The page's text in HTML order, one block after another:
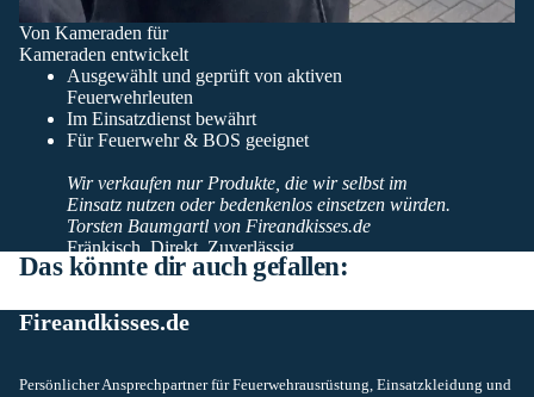
Von Kameraden für
Kameraden entwickelt
Ausgewählt und geprüft von aktiven
Feuerwehrleuten
Im Einsatzdienst bewährt
Für Feuerwehr & BOS geeignet
Wir verkaufen nur Produkte, die wir selbst im
Einsatz nutzen oder bedenkenlos einsetzen würden.
Torsten Baumgartl von Fireandkisses.de
Fränkisch. Direkt. Zuverlässig.
Das könnte dir auch gefallen:
Fireandkisses.de
Persönlicher Ansprechpartner für Feuerwehrausrüstung, Einsatzkleidung und